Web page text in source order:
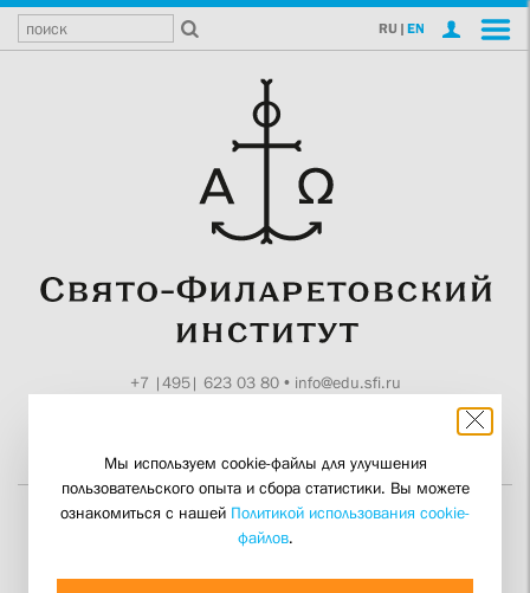
RU | EN
+7 |495| 623 03 80• info@edu.sfi.ru
Лучшее время в жизни
Мы используем cookie-файлы для улучшения
пользовательского опыта и сбора статистики. Вы можете
ознакомиться с нашей Политикой использования cookie-
файлов.